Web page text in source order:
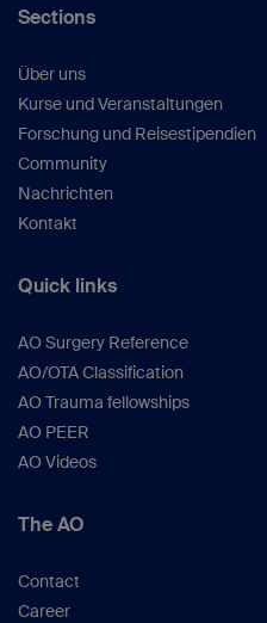
Sections
Über uns
Kurse und Veranstaltungen
Forschung und Reisestipendien
Community
Nachrichten
Kontakt
Quick links
AO Surgery Reference
AO/OTA Classification
AO Trauma fellowships
AO PEER
AO Videos
The AO
Contact
Career